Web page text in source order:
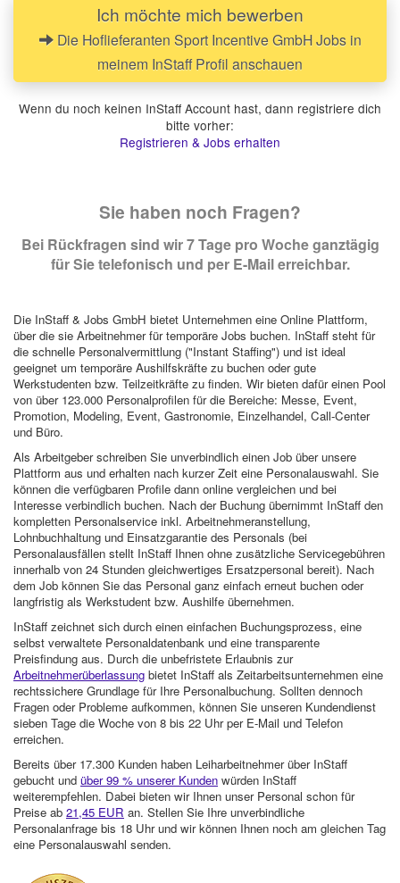
Ich möchte mich bewerben
Die Hoflieferanten Sport Incentive GmbH Jobs in
meinem InStaff Profil anschauen
Wenn du noch keinen InStaff Account hast, dann registriere dich
bitte vorher:
Registrieren & Jobs erhalten
Sie haben noch Fragen?
Bei Rückfragen sind wir 7 Tage pro Woche ganztägig
für Sie telefonisch und per E-Mail erreichbar.
Die InStaff & Jobs GmbH bietet Unternehmen eine Online Plattform,
über die sie Arbeitnehmer für temporäre Jobs buchen. InStaff steht für
die schnelle Personalvermittlung ("Instant Staffing") und ist ideal
geeignet um temporäre Aushilfskräfte zu buchen oder gute
Werkstudenten bzw. Teilzeitkräfte zu finden. Wir bieten dafür einen Pool
von über 123.000 Personalprofilen für die Bereiche: Messe, Event,
Promotion, Modeling, Event, Gastronomie, Einzelhandel, Call-Center
und Büro.
Als Arbeitgeber schreiben Sie unverbindlich einen Job über unsere
Plattform aus und erhalten nach kurzer Zeit eine Personalauswahl. Sie
können die verfügbaren Profile dann online vergleichen und bei
Interesse verbindlich buchen. Nach der Buchung übernimmt InStaff den
kompletten Personalservice inkl. Arbeitnehmeranstellung,
Lohnbuchhaltung und Einsatzgarantie des Personals (bei
Personalausfällen stellt InStaff Ihnen ohne zusätzliche Servicegebühren
innerhalb von 24 Stunden gleichwertiges Ersatzpersonal bereit). Nach
dem Job können Sie das Personal ganz einfach erneut buchen oder
langfristig als Werkstudent bzw. Aushilfe übernehmen.
InStaff zeichnet sich durch einen einfachen Buchungsprozess, eine
selbst verwaltete Personaldatenbank und eine transparente
Preisfindung aus. Durch die unbefristete Erlaubnis zur
Arbeitnehmerüberlassung bietet InStaff als Zeitarbeitsunternehmen eine
rechtssichere Grundlage für Ihre Personalbuchung. Sollten dennoch
Fragen oder Probleme aufkommen, können Sie unseren Kundendienst
sieben Tage die Woche von 8 bis 22 Uhr per E-Mail und Telefon
erreichen.
Bereits über 17.300 Kunden haben Leiharbeitnehmer über InStaff
gebucht und über 99 % unserer Kunden würden InStaff
weiterempfehlen. Dabei bieten wir Ihnen unser Personal schon für
Preise ab 21,45 EUR an. Stellen Sie Ihre unverbindliche
Personalanfrage bis 18 Uhr und wir können Ihnen noch am gleichen Tag
eine Personalauswahl senden.